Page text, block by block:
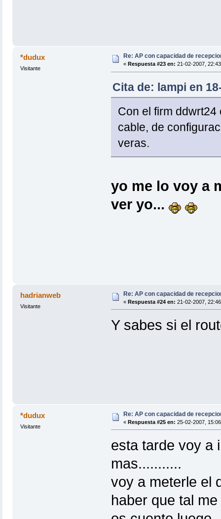
*dudux
Visitante
Re: AP con capacidad de
« Respuesta #23 en: 21-02-2007,
Cita de: lampi en
Con el firm
cable, de
veras.
yo me lo voy a
ver yo...
hadrianweb
Visitante
Re: AP con capacidad de
« Respuesta #24 en: 21-02-2007,
Y sabes si el
*dudux
Visitante
Re: AP con capacidad de
« Respuesta #25 en: 25-02-2007,
esta tarde voy a
mas...........
voy a meterle el
haber que tal